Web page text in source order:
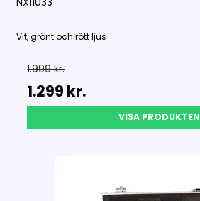
Vit, grönt och rött ljus
1.999 kr.
1.299 kr.
VISA PRODUKTEN